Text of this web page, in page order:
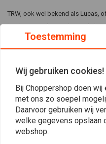
TRW, ook wel bekend als Lucas,
kwaliteitsproducten die tot de
kunnen ze hun producten in onze
andere merken als het gaat om
goed en de kwaliteit ook! U kunt
onze zoekfunctie of gewoon door
Lees meer
Reviews
Toestemming
Wij gebruiken cookies!
Bij Choppershop doen wij
met ons zo soepel
Daarvoor gebruiken wij
welke gegevens opslaan
webshop.